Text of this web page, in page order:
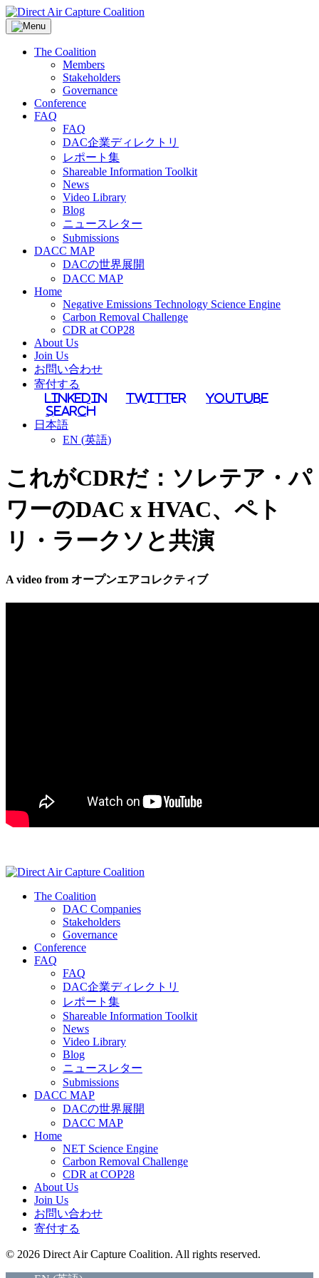
Skip
to
content
The Coalition
Members
Stakeholders
Governance
Conference
FAQ
FAQ
DAC企業ディレクトリ
レポート集
Shareable Information Toolkit
News
Video Library
Blog
ニュースレター
Submissions
DACC MAP
DACの世界展開
DACC MAP
Home
Negative Emissions Technology Science Engine
Carbon Removal Challenge
CDR at COP28
About Us
Join Us
お問い合わせ
寄付する
LinkedIn Twitter
YouTube
Search
日本語
EN (英語)
これがCDRだ：ソレテア・パ
ワーのDAC x HVAC、ペト
リ・ラークソと共演
A video from オープンエアコレクティブ
The Coalition
DAC Companies
Stakeholders
Governance
Conference
FAQ
FAQ
DAC企業ディレクトリ
レポート集
Shareable Information Toolkit
News
Video Library
Blog
ニュースレター
Submissions
DACC MAP
DACの世界展開
DACC MAP
Home
NET Science Engine
Carbon Removal Challenge
CDR at COP28
About Us
Join Us
お問い合わせ
寄付する
© 2026 Direct Air Capture Coalition. All rights reserved.